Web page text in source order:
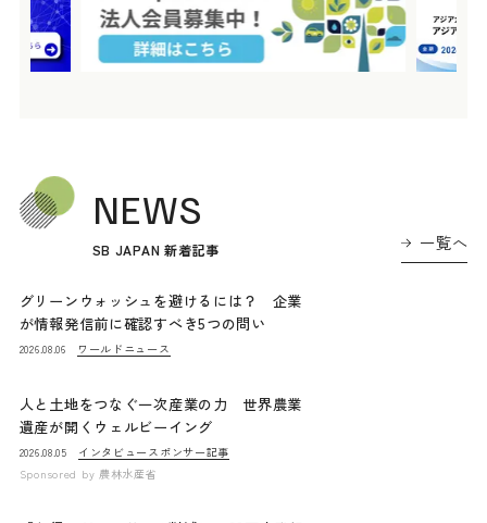
NEWS
SB JAPAN 新着記事 一覧へ
グリーンウォッシュを避けるには？ 企業
が情報発信前に確認すべき5つの問い
2026.08.06 ワールドニュース
人と土地をつなぐ一次産業の力 世界農業
遺産が開くウェルビーイング
2026.08.05 インタビュー スポンサー記事
Sponsored by 農林水産省